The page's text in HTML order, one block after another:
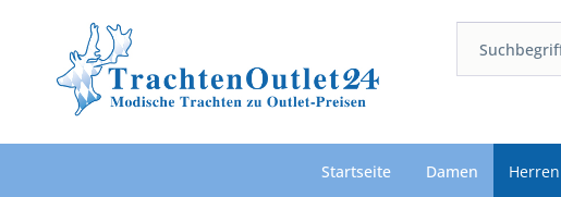
Startseite Damen Herren